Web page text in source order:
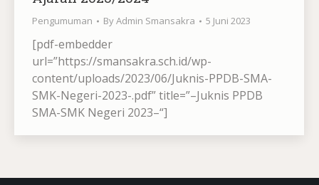
Pengumuman ByAdmin Smansakra 5 Juni 2023
[pdf-embedder
url=”https://smansakra.sch.id/wp-
content/uploads/2023/06/Juknis-PPDB-SMA-
SMK-Negeri-2023-.pdf” title=”–Juknis PPDB
SMA-SMK Negeri 2023–“]